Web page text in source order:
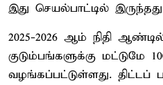
இது செயல்பாட்டில்
2025-2026 ஆம் நிதி
குடும்பங்களுக்கு மட்டுமே
வழங்கப்பட்டுள்ளது. திட்டப்